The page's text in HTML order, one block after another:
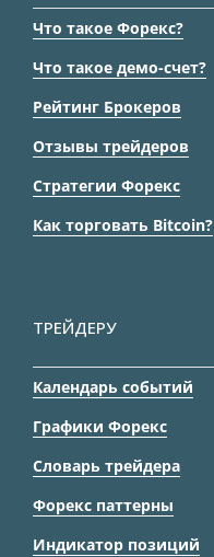
Что такое Форекс?
Что такое демо-счет?
Рейтинг Брокеров
Отзывы трейдеров
Стратегии Форекс
Как торговать Bitcoin?
ТРЕЙДЕРУ
Календарь событий
Графики Форекс
Словарь трейдера
Форекс паттерны
Индикатор позиций